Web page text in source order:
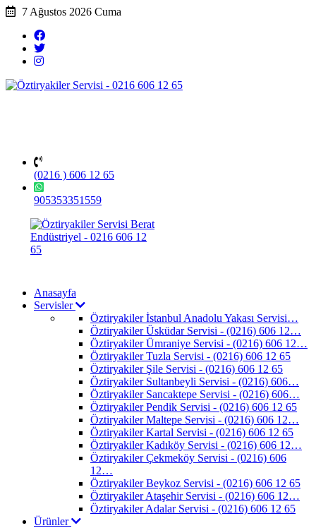
7 Ağustos 2026 Cuma
(0216 ) 606 12 65
905353351559
Anasayfa
Servisler
Öztiryakiler İstanbul Anadolu Yakası Servisi…
Öztiryakiler Üsküdar Servisi - (0216) 606 12…
Öztiryakiler Ümraniye Servisi - (0216) 606 12…
Öztiryakiler Tuzla Servisi - (0216) 606 12 65
Öztiryakiler Şile Servisi - (0216) 606 12 65
Öztiryakiler Sultanbeyli Servisi - (0216) 606…
Öztiryakiler Sancaktepe Servisi - (0216) 606…
Öztiryakiler Pendik Servisi - (0216) 606 12 65
Öztiryakiler Maltepe Servisi - (0216) 606 12…
Öztiryakiler Kartal Servisi - (0216) 606 12 65
Öztiryakiler Kadıköy Servisi - (0216) 606 12…
Öztiryakiler Çekmeköy Servisi - (0216) 606
12…
Öztiryakiler Beykoz Servisi - (0216) 606 12 65
Öztiryakiler Ataşehir Servisi - (0216) 606 12…
Öztiryakiler Adalar Servisi - (0216) 606 12 65
Ürünler